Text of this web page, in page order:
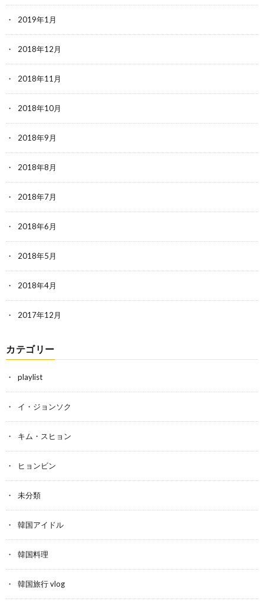
2019年1月
2018年12月
2018年11月
2018年10月
2018年9月
2018年8月
2018年7月
2018年6月
2018年5月
2018年4月
2017年12月
カテゴリー
playlist
イ・ジョンソク
キム・スヒョン
ヒョンビン
未分類
韓国アイドル
韓国料理
韓国旅行 vlog